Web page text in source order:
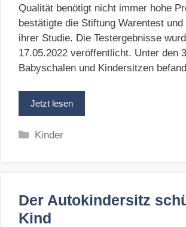
Qualität benötigt nicht immer hohe
bestätigte die Stiftung Warentest und
ihrer Studie. Die Testergebnisse
17.05.2022 veröffentlicht. Unter den
Babyschalen und Kindersitzen
Jetzt lesen
Kategorien
Kinder
Der Autokindersitz
Kind